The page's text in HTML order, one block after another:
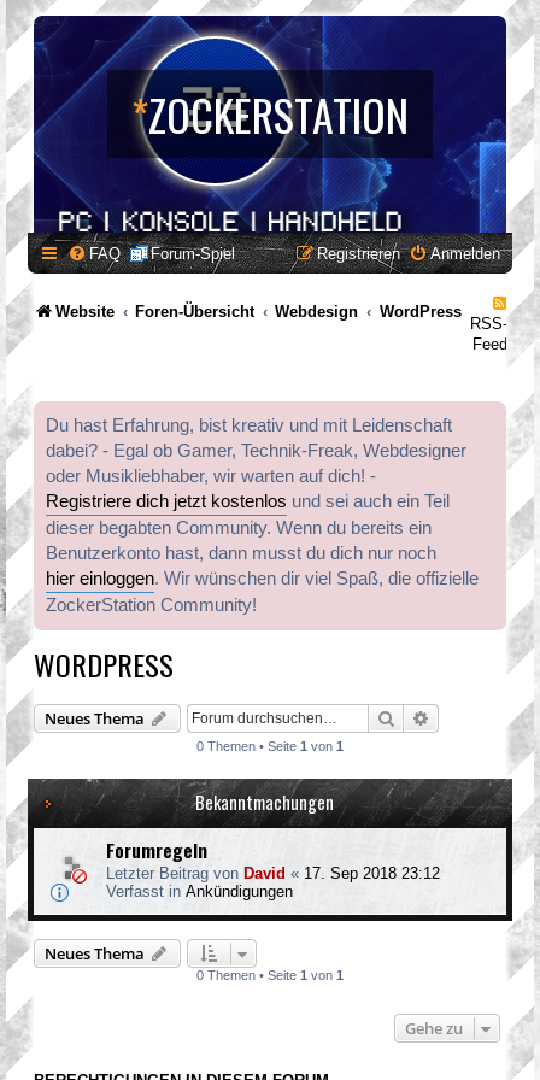
*ZOCKERSTATION
FAQ Forum-Spiel Anmelden
Registrieren
Website Foren-Übersicht Webdesign WordPress
RSS-
Feed
Du hast Erfahrung, bist kreativ und mit Leidenschaft
dabei? - Egal ob Gamer, Technik-Freak, Webdesigner
oder Musikliebhaber, wir warten auf dich! -
Registriere dich jetzt kostenlos und sei auch ein Teil
dieser begabten Community. Wenn du bereits ein
Benutzerkonto hast, dann musst du dich nur noch
hier einloggen. Wir wünschen dir viel Spaß, die offizielle
ZockerStation Community!
WORDPRESS
Neues Thema Suche Erweiterte
0 Themen • Seite 1 von 1
Bekanntmachungen
Forumregeln
Letzter Beitrag von David « 17. Sep 2018 23:12
Verfasst in Ankündigungen
Neues Thema
0 Themen • Seite 1 von 1
Gehe zu